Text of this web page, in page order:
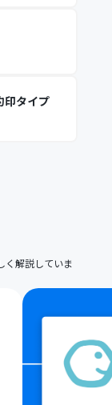
印タイプ
く解説していま